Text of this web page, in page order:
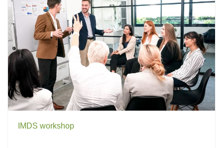
IMDS workshop